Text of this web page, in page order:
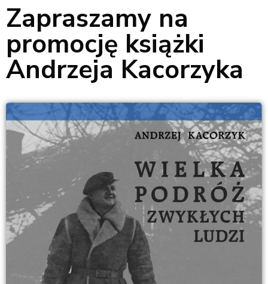
Zapraszamy na
promocję książki
Andrzeja Kacorzyka